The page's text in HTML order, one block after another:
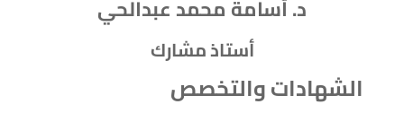
د. أسامة محمد عبدالحي
أستاذ مشارك
الشهادات والتخصص